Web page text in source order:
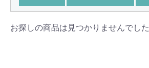
お探しの商品は見つかりませんでした